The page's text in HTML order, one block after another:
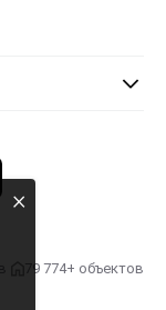
79 774+ объектов
×